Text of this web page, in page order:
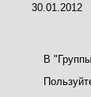
30.01.2012
В